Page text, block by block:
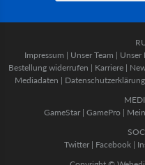
Impressum | Unser Team | Unser
Bestellung widerrufen | Karriere |
Mediadaten | Datenschutzerklärung
GameStar| GamePro |
Twitter | Facebook |